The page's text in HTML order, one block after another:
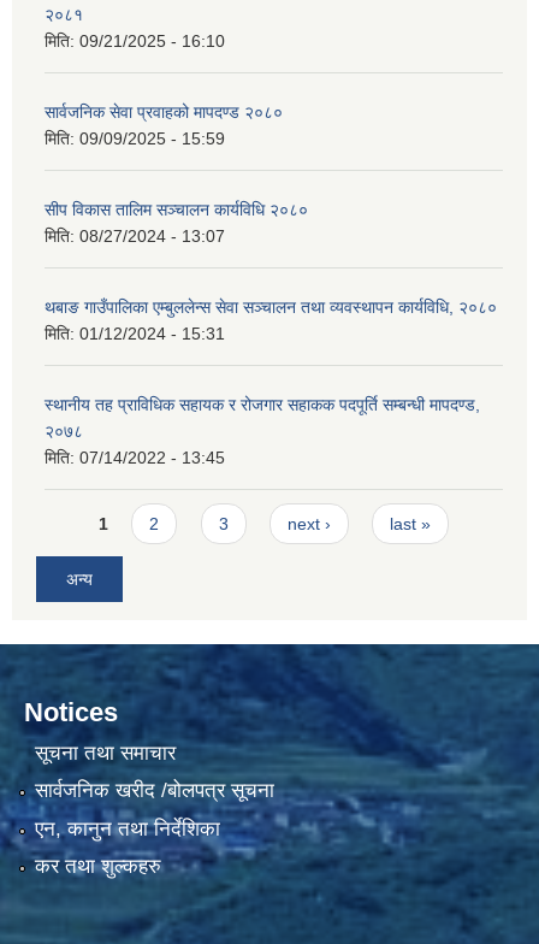
२०८१
मिति: 09/21/2025 - 16:10
सार्वजनिक सेवा प्रवाहको मापदण्ड २०८०
मिति: 09/09/2025 - 15:59
सीप विकास तालिम सञ्चालन कार्यविधि २०८०
मिति: 08/27/2024 - 13:07
थबाङ गाउँपालिका एम्बुललेन्स सेवा सञ्चालन तथा व्यवस्थापन कार्यविधि, २०८०
मिति: 01/12/2024 - 15:31
स्थानीय तह प्राविधिक सहायक र रोजगार सहाकक पदपूर्ति सम्बन्धी मापदण्ड,
२०७८
मिति: 07/14/2022 - 13:45
Pages
1 2 3 next › last »
अन्य
Notices
सूचना तथा समाचार
सार्वजनिक खरीद /बोलपत्र सूचना
एन, कानुन तथा निर्देशिका
कर तथा शुल्कहरु